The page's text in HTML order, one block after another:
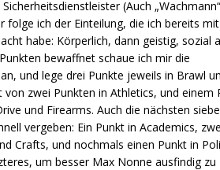
(Auch
folge ich der Einteilung, die ich bereits
habe: Körperlich, dann geistig, sozial
bewaffnet schaue ich mir die
und lege drei Punkte jeweils in Brawl
von zwei Punkten in Athletics, und einem
und Firearms. Auch die nächsten
vergeben: Ein Punkt in Academics,
Crafts, und nochmals einen Punkt in
um besser Max Nonne ausfindig zu